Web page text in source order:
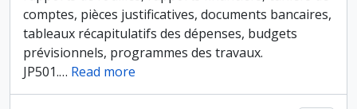
comptes, pièces justificatives, documents bancaires,
tableaux récapitulatifs des dépenses, budgets
prévisionnels, programmes des travaux.
JP501.… Read more